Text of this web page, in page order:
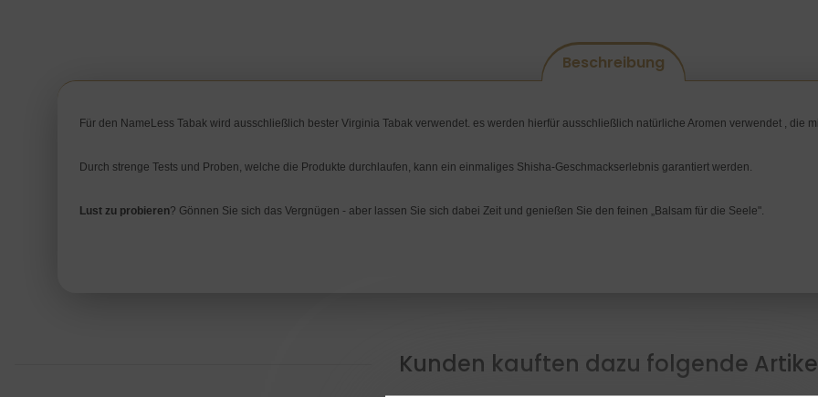
Beschreibung
Für den NameLess Tabak wird ausschließlich bester Virginia Tabak verwendet. es werden hierfür ausschließlich natürliche Aromen verwendet , die
Durch strenge Tests und Proben, welche die Produkte durchlaufen, kann ein einmaliges Shisha-Geschmackserlebnis garantiert werden.
Lust zu probieren? Gönnen Sie sich das Vergnügen - aber lassen Sie sich dabei Zeit und genießen Sie den feinen „Balsam für die Seele".
Kunden kauften dazu folgende